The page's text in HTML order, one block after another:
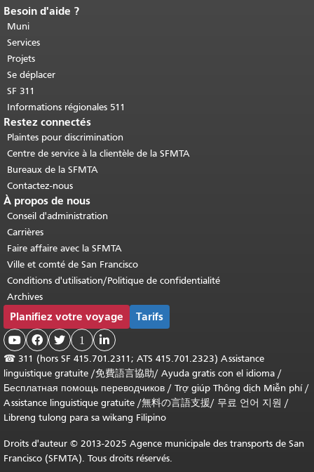
Fin du contenu de la page.
cette page se répète sur chaque page.
Retour au haut du contenu principal
Besoin d'aide ?
Muni
Services
Projets
Se déplacer
SF 311
Informations régionales 511
Restez connectés
Plaintes pour discrimination
Centre de service à la clientèle de la SFMTA
Bureaux de la SFMTA
Contactez-nous
À propos de nous
Conseil d'administration
Carrières
Faire affaire avec la SFMTA
Ville et comté de San Francisco
Conditions d'utilisation/Politique de confidentialité
Archives
Planifiez votre voyage Tarifs
   1 
☎ 311 (hors SF 415.701.2311; ATS 415.701.2323) Assistance
linguistique gratuite /免費語言協助/ Ayuda gratis con el idioma /
Бесплатная помощь переводчиков / Trợ giúp Thông dịch Miễn phí/
Assistance linguistique gratuite /無料の言語支援/ 무료 언어 지원 /
Libreng tulong para sa wikang Filipino
Droits d'auteur © 2013-2025 Agence municipale des transports de San
Francisco (SFMTA). Tous droits réservés.